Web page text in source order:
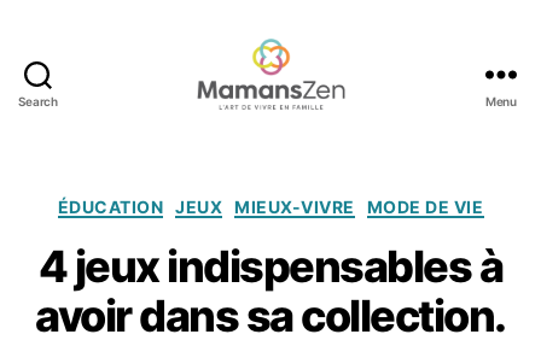
Search Menu
Catégories
ÉDUCATION JEUX MIEUX-VIVRE MODE DE VIE
4 jeux indispensables à
avoir dans sa collection.
2
f
v